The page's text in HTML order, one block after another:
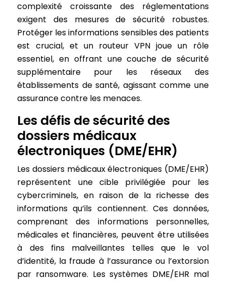
complexité croissante des réglementations
exigent des mesures de sécurité robustes.
Protéger les informations sensibles des patients
est crucial, et un routeur VPN joue un rôle
essentiel, en offrant une couche de sécurité
supplémentaire pour les réseaux des
établissements de santé, agissant comme une
assurance contre les menaces.
Les défis de sécurité des
dossiers médicaux
électroniques (DME/EHR)
Les dossiers médicaux électroniques (DME/EHR)
représentent une cible privilégiée pour les
cybercriminels, en raison de la richesse des
informations qu’ils contiennent. Ces données,
comprenant des informations personnelles,
médicales et financières, peuvent être utilisées
à des fins malveillantes telles que le vol
d’identité, la fraude à l’assurance ou l’extorsion
par ransomware. Les systèmes DME/EHR mal